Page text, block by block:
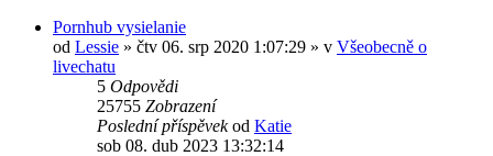
Pornhub vysielanie
od Lessie » čtv 06. srp 2020 1:07:29 » v Všeobecně o
livechatu
5 Odpovědi
25755 Zobrazení
Poslední příspěvekod Katie
sob 08. dub 2023 13:32:14